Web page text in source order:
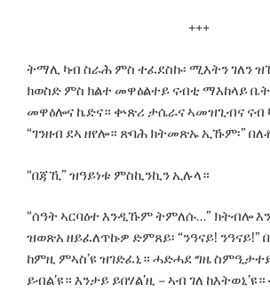
+++
ትማሊ ካብ ስራሕ ምስ ተፈደስኩ፡ ሚእትን ገለን
ክወስድ ምስ ክልተ መዋዕልተይ ናብቲ ማእከላይ
መዋዕሎና ኬድና። ቍጽሪ ታሴራና ኣመዝጊብና ናብ
“ገንዘብ ደኣ ዘየሎ። ጽባሕ ክትመጽኡ ኢኹም፡”
“በጃኺ” ዝዓይነቱ ምስኪንኪን ኢሉላ።
“ሰዓት ኣርባዕተ እንዲኹም ትምለሱ…” ክትብሎ
ዝወጽአ ዘይፈለጥኩዎ ድምጸይ፡ “ንዓናይ! ንዓናይ!”
ከምዚ ምኣስ’ዩ ዝገድፈኒ። ሓድሓደ ግዜ
ይብል’ዩ። እንታይ ይበሃል’ዚ – ኣብ ገለ